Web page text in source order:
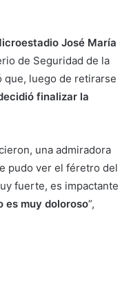
José María
de Seguridad de la
que, luego de retirarse
finalizar la
una admiradora
pudo ver el féretro del
fuerte, es impactante
es muy doloroso”,